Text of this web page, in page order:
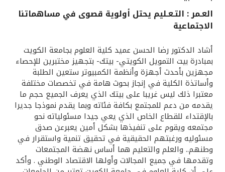
القنوات المصرفية
أدوات وخدمات
خدمات ما بعد البيع
اتصل بنا
مواقع الفروع وأجهزة الصرف الآلي
ألمانيا
العـمر : التـعـليم يحتل أولوية قصوى في مساهماتنا
الاجتماعية
أشاد الدكتور رضا الحسن عميد كلية العلوم بجامعة الكويت
بمبادرة بيت التمويل الكويتي- بيتك- بتجهيز مختبرين للإحصاء
مجهزين بأحدث أجهزة وأنظمة الكمبيوتر ستعين الطلبة
وأساتذة الكلية في إنجاز بحوث هامة في تخصصات مختلفة
معتبرا ذلك ليس غريبا على بيتك الذي يعرف الجميع حجم ما
يقدمه من دعم للمجتمع بكافة فئاته وبما يقدم نموذجا جديرا
بالإقتداء للقطاع الخاص الذي يعي جيدا مسئولياته نحو
مجتمعه ويقوم على تنفيذها بشكل أمين يعبرعن صدق
مسئوليه ورغبتهم الحقيقية في تحقيق تنمية واستقرار في
وطنهم.. والعلم والتعليم هما أساس نهضة المجتمعات
وتقدمها في جميع المجالات وأولها الاقتصاد الوطني . وأكد